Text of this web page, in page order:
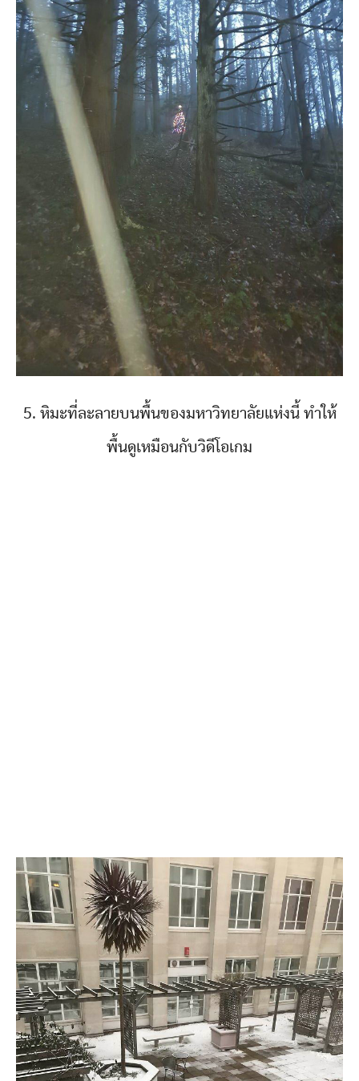
5. หิมะที่ละลายบนพื้นของมหาวิทยาลัยแห่งนี้ ทำให้
พื้นดูเหมือนกับวิดีโอเกม